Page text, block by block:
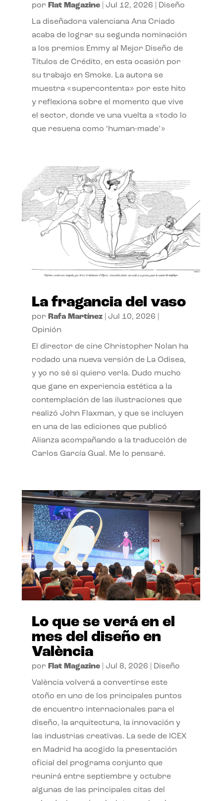
por Flat Magazine| Jul 12, 2026 Diseño
La diseñadora valenciana Ana Criado
acaba de lograr su segunda nominación
a los premios Emmy al Mejor Diseño de
Títulos de Crédito, en esta ocasión por
su trabajo en Smoke. La autora se
muestra «supercontenta» por este hito
y reflexiona sobre el momento que vive
el sector, donde ve una vuelta a «todo lo
que resuena como ‘human-made’»
La fragancia del vaso
por Rafa Martínez| Jul 10, 2026
Opinión
El director de cine Christopher Nolan ha
rodado una nueva versión de La Odisea,
y yo no sé si quiero verla. Dudo mucho
que gane en experiencia estética a la
contemplación de las ilustraciones que
realizó John Flaxman, y que se incluyen
en una de las ediciones que publicó
Alianza acompañando a la traducción de
Carlos García Gual. Me lo pensaré.
Lo que se verá en el
mes del diseño en
València
por Flat Magazine| Jul 8, 2026 Diseño
València volverá a convertirse este
otoño en uno de los principales puntos
de encuentro internacionales para el
diseño, la arquitectura, la innovación y
las industrias creativas. La sede de ICEX
en Madrid ha acogido la presentación
oficial del programa conjunto que
reunirá entre septiembre y octubre
algunas de las principales citas del